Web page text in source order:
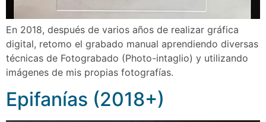
En 2018, después de varios años de realizar gráfica
digital, retomo el grabado manual aprendiendo diversas
técnicas de Fotograbado (Photo-intaglio) y utilizando
imágenes de mis propias fotografı́as.
Epifanías (2018+)